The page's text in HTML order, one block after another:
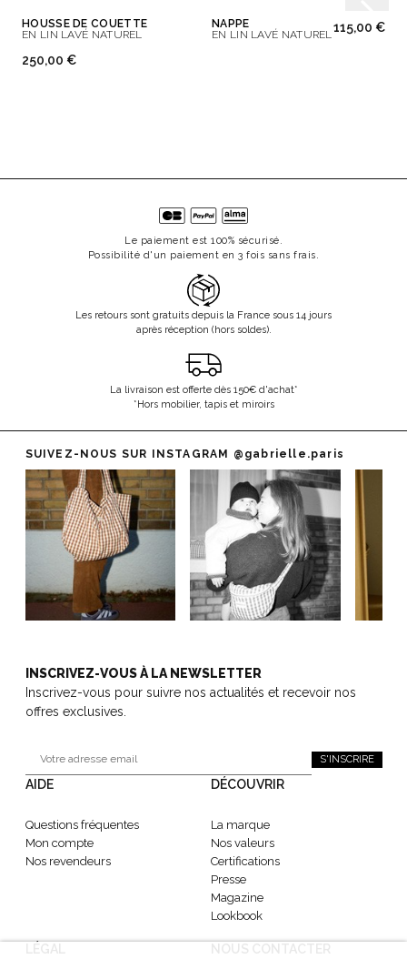
HOUSSE DE COUETTE
EN LIN LAVÉ NATUREL
250,00 €
NAPPE
EN LIN LAVÉ NATUREL115,00 €
Le paiement est 100% sécurisé.
Possibilité d'un paiement en 3 fois sans frais.
Les retours sont gratuits depuis la France sous 14 jours
après réception (hors soldes).
La livraison est offerte dès 150€ d'achat*
*Hors mobilier, tapis et miroirs
SUIVEZ-NOUS SUR INSTAGRAM @gabrielle.paris
INSCRIVEZ-VOUS À LA NEWSLETTER
Inscrivez-vous pour suivre nos actualités et recevoir nos
offres exclusives.
S'INSCRIRE
AIDE
Questions fréquentes
Mon compte
Nos revendeurs
DÉCOUVRIR
La marque
Nos valeurs
Certifications
Presse
Magazine
Lookbook